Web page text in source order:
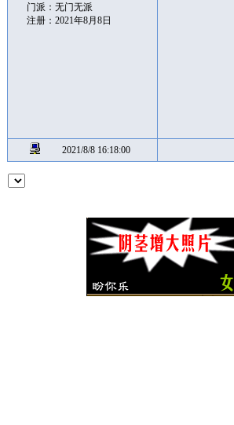
门派：无门无派
注册：2021年8月8日
2021/8/8 16:18:00